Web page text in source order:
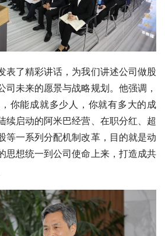
表了精彩讲话，为我们讲述公司做股
司未来的愿景与战略规划。他强调，
你能成就多少人，你就有多大的成
续启动的阿米巴经营、在职分红、超
等一系列分配机制改革，目的就是动
思想统一到公司使命上来，打造成共